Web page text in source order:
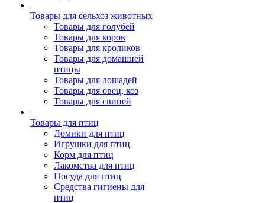
Товары для сельхоз животных
Товары для голубей
Товары для коров
Товары для кроликов
Товары для домашней
птицы
Товары для лошадей
Товары для овец, коз
Товары для свиней
Товары для птиц
Домики для птиц
Игрушки для птиц
Корм для птиц
Лакомства для птиц
Посуда для птиц
Средства гигиены для
птиц